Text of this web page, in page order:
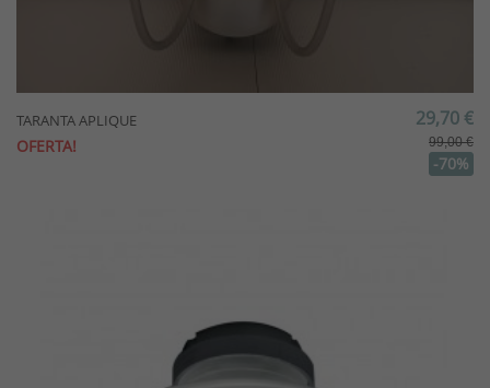
TARANTA APLIQUE
OFERTA!
29,70 €
99,00 €
-70%